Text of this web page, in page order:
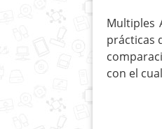
Multiples
prácticas
con el